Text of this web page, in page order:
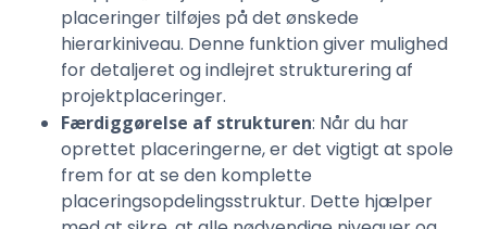
placeringer tilføjes på det ønskede
hierarkiniveau. Denne funktion giver mulighed
for detaljeret og indlejret strukturering af
projektplaceringer.
Færdiggørelse af strukturen: Når du har
oprettet placeringerne, er det vigtigt at spole
frem for at se den komplette
placeringsopdelingsstruktur. Dette hjælper